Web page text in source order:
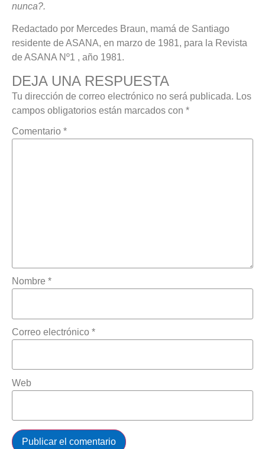
nunca?.
Redactado por Mercedes Braun, mamá de Santiago
residente de ASANA, en marzo de 1981, para la Revista
de ASANA Nº1 , año 1981.
DEJA UNA RESPUESTA
Tu dirección de correo electrónico no será publicada. Los
campos obligatorios están marcados con *
Comentario *
Nombre *
Correo electrónico *
Web